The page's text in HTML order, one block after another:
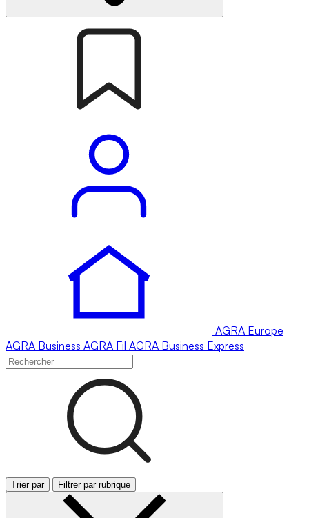
AGRA Europe
AGRA Business AGRA Fil AGRA Business Express
Trier par Filtrer par rubrique